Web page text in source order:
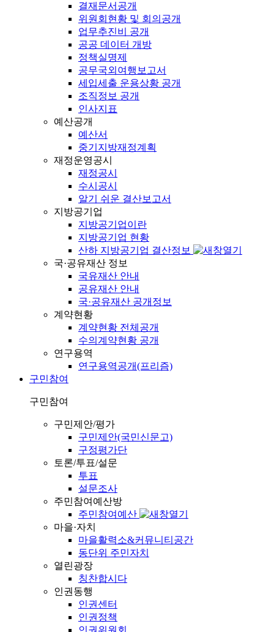
결재문서공개
위원회현황 및 회의공개
업무추진비 공개
공공 데이터 개방
정책실명제
공무국외여행보고서
세입세출 운용상황 공개
조직정보 공개
인사지표
예산공개
예산서
중기지방재정계획
재정운영공시
재정공시
수시공시
알기 쉬운 결산보고서
지방공기업
지방공기업이란
지방공기업 현황
산하 지방공기업 결산정보
국·공유재산 정보
국유재산 안내
공유재산 안내
국·공유재산 공개정보
계약현황
계약현황 전체공개
수의계약현황 공개
연구용역
연구용역공개(프리즘)
구민참여
구민참여
구민제안/평가
구민제안(국민신문고)
구정평가단
토론/투표/설문
투표
설문조사
주민참여예산방
주민참여예산
마을·자치
마을활력소&커뮤니티공간
동단위 주민자치
열린광장
칭찬합시다
인권동행
인권센터
인권정책
인권위원회